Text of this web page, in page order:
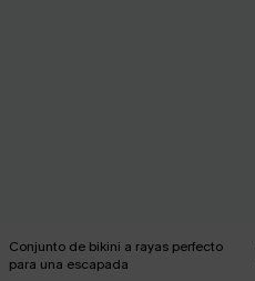
Conjunto de bikini a rayas perfecto
para una escapada